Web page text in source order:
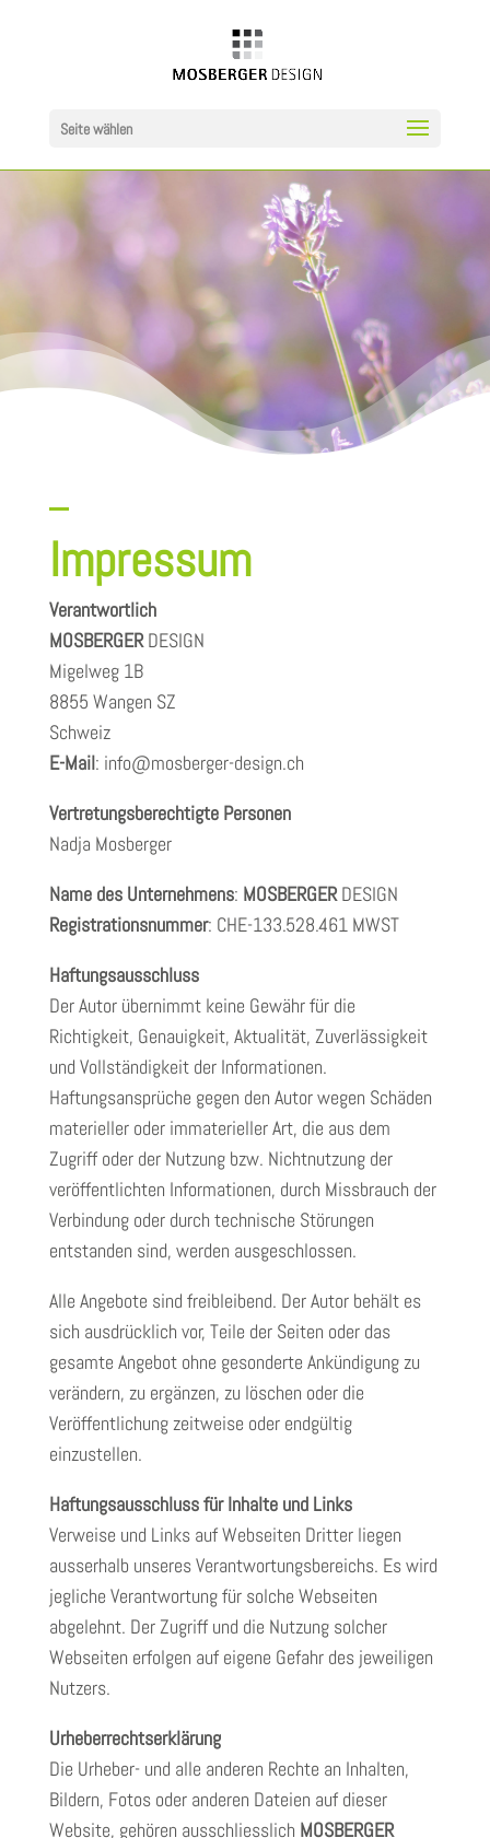
Seite wählen
Impressum
Verantwortlich
MOSBERGERDESIGN
Migelweg 1B
8855 Wangen SZ
Schweiz
E-Mail: info@mosberger-design.ch
Vertretungsberechtigte Personen
Nadja Mosberger
Name des Unternehmens: MOSBERGERDESIGN
Registrationsnummer: CHE-133.528.461 MWST
Haftungsausschluss
Der Autor übernimmt keine Gewähr für die
Richtigkeit, Genauigkeit, Aktualität, Zuverlässigkeit
und Vollständigkeit der Informationen.
Haftungsansprüche gegen den Autor wegen Schäden
materieller oder immaterieller Art, die aus dem
Zugriff oder der Nutzung bzw. Nichtnutzung der
veröffentlichten Informationen, durch Missbrauch der
Verbindung oder durch technische Störungen
entstanden sind, werden ausgeschlossen.
Alle Angebote sind freibleibend. Der Autor behält es
sich ausdrücklich vor, Teile der Seiten oder das
gesamte Angebot ohne gesonderte Ankündigung zu
verändern, zu ergänzen, zu löschen oder die
Veröffentlichung zeitweise oder endgültig
einzustellen.
Haftungsausschluss für Inhalte und Links
Verweise und Links auf Webseiten Dritter liegen
ausserhalb unseres Verantwortungsbereichs. Es wird
jegliche Verantwortung für solche Webseiten
abgelehnt. Der Zugriff und die Nutzung solcher
Webseiten erfolgen auf eigene Gefahr des jeweiligen
Nutzers.
Urheberrechtserklärung
Die Urheber- und alle anderen Rechte an Inhalten,
Bildern, Fotos oder anderen Dateien auf dieser
Website, gehören ausschliesslich MOSBERGER